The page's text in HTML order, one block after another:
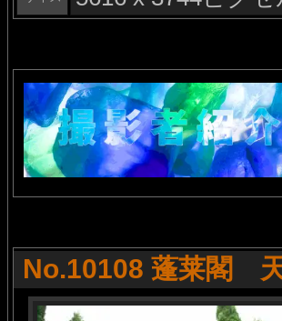
No.10108 蓬莱閣